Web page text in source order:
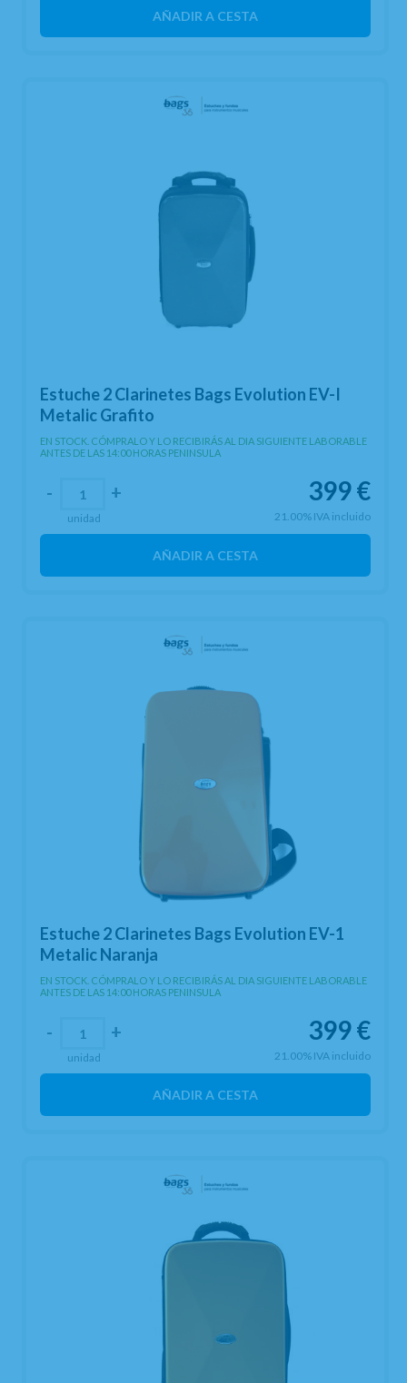
AÑADIR A CESTA
Estuche 2 Clarinetes Bags Evolution EV-I
Metalic Grafito
EN STOCK. CÓMPRALO Y LO RECIBIRÁS AL DIA SIGUIENTE LABORABLE
ANTES DE LAS 14:00 HORAS PENINSULA
399€
21.00% IVA incluido
- +
unidad
AÑADIR A CESTA
Estuche 2 Clarinetes Bags Evolution EV-1
Metalic Naranja
EN STOCK. CÓMPRALO Y LO RECIBIRÁS AL DIA SIGUIENTE LABORABLE
ANTES DE LAS 14:00 HORAS PENINSULA
399€
21.00% IVA incluido
- +
unidad
AÑADIR A CESTA